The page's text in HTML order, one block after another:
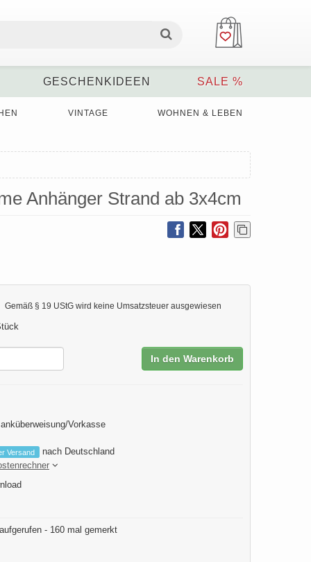
GESCHENKIDEEN SALE %
VINTAGE WOHNEN & LEBEN
Anhänger Strand ab 3x4cm
Gemäß § 19 UStG wird keine Umsatzsteuer ausgewiesen
In den Warenkorb
Vorkasse
Versand
nach Deutschland
- 160 mal gemerkt